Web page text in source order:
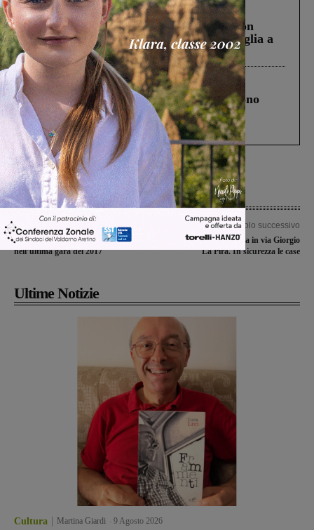
Cronaca 3 Agosto 2026
Scomparso da una struttura di Castiglion
Fiorentino l’uomo che aveva ucciso la figlia a
Levane nel 2020
Cronaca 4 Agosto 2026
Un anno fa la strage in A1 in cui morirono
Gianni, Giulia e Franco. Lo schianto, il
processo, lo stop ai sorpassi fra tir....
Articolo precedente
Valdarnesi di serie C a segno
nell’ultima gara del 2017
Articolo successivo
A fuoco una capanna in via Giorgio
La Pira. In sicurezza le case
Ultime Notizie
Cultura Martina Giardi 9 Agosto 2026